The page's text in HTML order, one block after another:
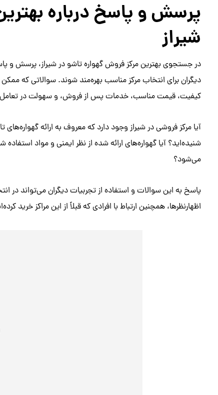
پرسش و پاسخ درباره
شیراز
در جستجوی بهترین مرکز فروش گهواره تاشو در شیراز، پرسش و
دیگران برای انتخاب مرکز مناسب بهره‌مند شوند. سوالاتی که
کیفیت، قیمت مناسب، خدمات پس از فروش، و سهولت در تعامل
آیا مرکز فروشی در شیراز وجود دارد که معروف به ارائه گهواره‌های
شنیده‌اید؟ آیا گهواره‌های ارائه شده از نظر ایمنی و مواد
می‌شود؟
پاسخ به این سوالات و استفاده از تجربیات دیگران می‌تواند در
اظهارنظرها، همچنین ارتباط با افرادی که قبلاً از این مراکز خرید